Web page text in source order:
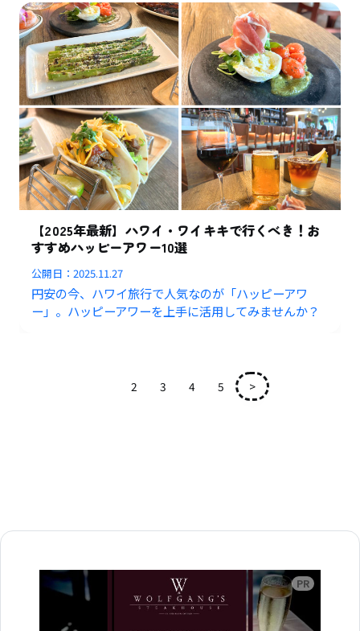
【2025年最新】ハワイ・ワイキキで行くべき！お
すすめハッピーアワー10選
公開日：2025.11.27
円安の今、ハワイ旅行で人気なのが「ハッピーアワ
ー」。ハッピーアワーを上手に活用してみませんか？
2 3 4 5 >
広告